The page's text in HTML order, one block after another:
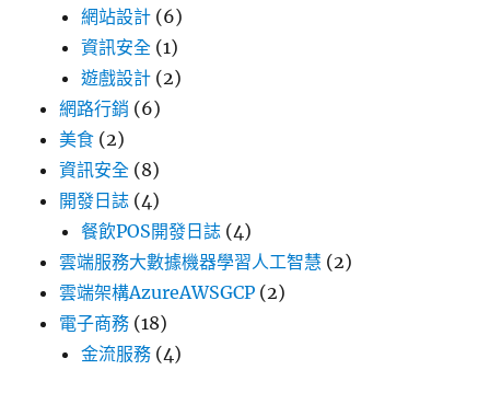
網站設計 (6)
資訊安全 (1)
遊戲設計 (2)
網路行銷 (6)
美食 (2)
資訊安全 (8)
開發日誌 (4)
餐飲POS開發日誌 (4)
雲端服務大數據機器學習人工智慧 (2)
雲端架構AzureAWSGCP (2)
電子商務 (18)
金流服務 (4)